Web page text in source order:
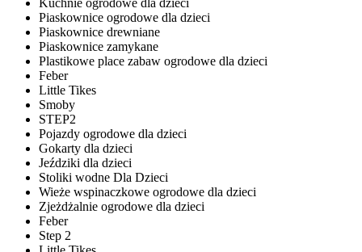
Kuchnie ogrodowe dla dzieci
Piaskownice ogrodowe dla dzieci
Piaskownice drewniane
Piaskownice zamykane
Plastikowe place zabaw ogrodowe dla dzieci
Feber
Little Tikes
Smoby
STEP2
Pojazdy ogrodowe dla dzieci
Gokarty dla dzieci
Jeździki dla dzieci
Stoliki wodne Dla Dzieci
Wieże wspinaczkowe ogrodowe dla dzieci
Zjeżdżalnie ogrodowe dla dzieci
Feber
Step 2